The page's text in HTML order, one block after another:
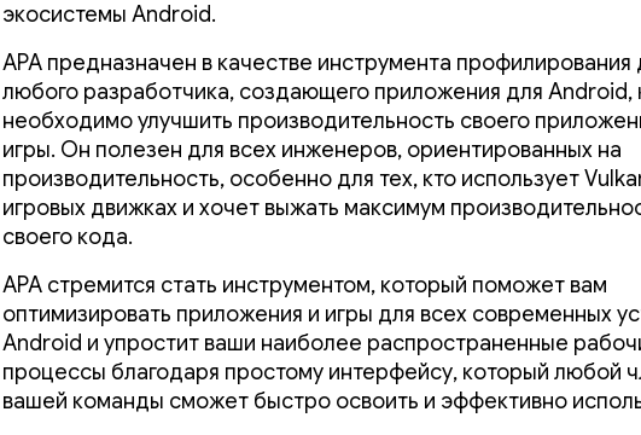
экосистемы Android.
APA предназначен в качестве инструмента профилирования
любого разработчика, создающего приложения для Android,
необходимо улучшить производительность своего
игры. Он полезен для всех инженеров, ориентированных на
производительность, особенно для тех, кто использует
игровых движках и хочет выжать максимум
своего кода.
APA стремится стать инструментом, который поможет вам
оптимизировать приложения и игры для всех современных
Android и упростит ваши наиболее распространенные
процессы благодаря простому интерфейсу, который любой
вашей команды сможет быстро освоить и эффективно